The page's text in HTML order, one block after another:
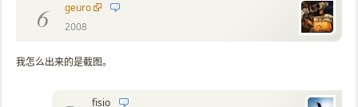
6
geuro
2008
我怎么出来的是截图。
fisio